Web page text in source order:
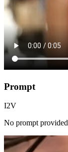
Prompt
I2V
No prompt provided